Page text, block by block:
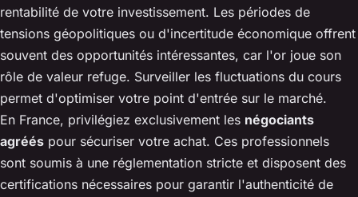
rentabilité de votre investissement. Les périodes de
tensions géopolitiques ou d'incertitude économique offrent
souvent des opportunités intéressantes, car l'or joue son
rôle de valeur refuge. Surveiller les fluctuations du cours
permet d'optimiser votre point d'entrée sur le marché.
En France, privilégiez exclusivement les négociants
agréés pour sécuriser votre achat. Ces professionnels
sont soumis à une réglementation stricte et disposent des
certifications nécessaires pour garantir l'authenticité de